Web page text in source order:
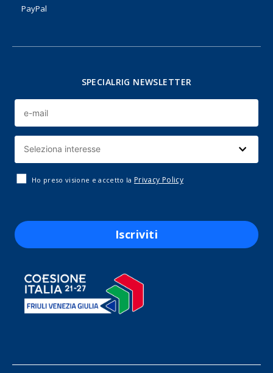
PayPal
SPECIALRIG NEWSLETTER
Ho preso visione e accetto la Privacy Policy
Iscriviti